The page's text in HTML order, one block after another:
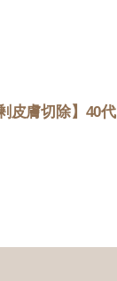
皮膚切除】40代